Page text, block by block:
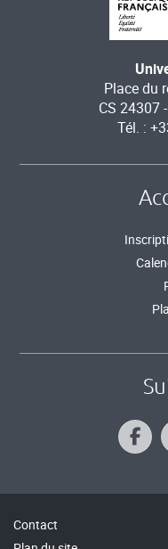
Place du
CS 24307
Tél. :
Contact